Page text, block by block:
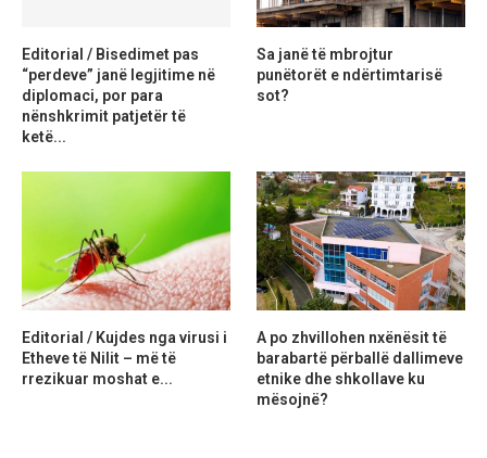
Editorial / Bisedimet pas
“perdeve” janë legjitime në
diplomaci, por para
nënshkrimit patjetër të
ketë...
Sa janë të mbrojtur
punëtorët e ndërtimtarisë
sot?
Editorial / Kujdes nga virusi i
Etheve të Nilit – më të
rrezikuar moshat e...
A po zhvillohen nxënësit të
barabartë përballë dallimeve
etnike dhe shkollave ku
mësojnë?